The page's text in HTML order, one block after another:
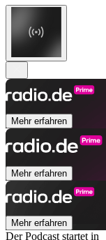
Mehr erfahren
Mehr erfahren
Mehr erfahren
Der Podcast startet in